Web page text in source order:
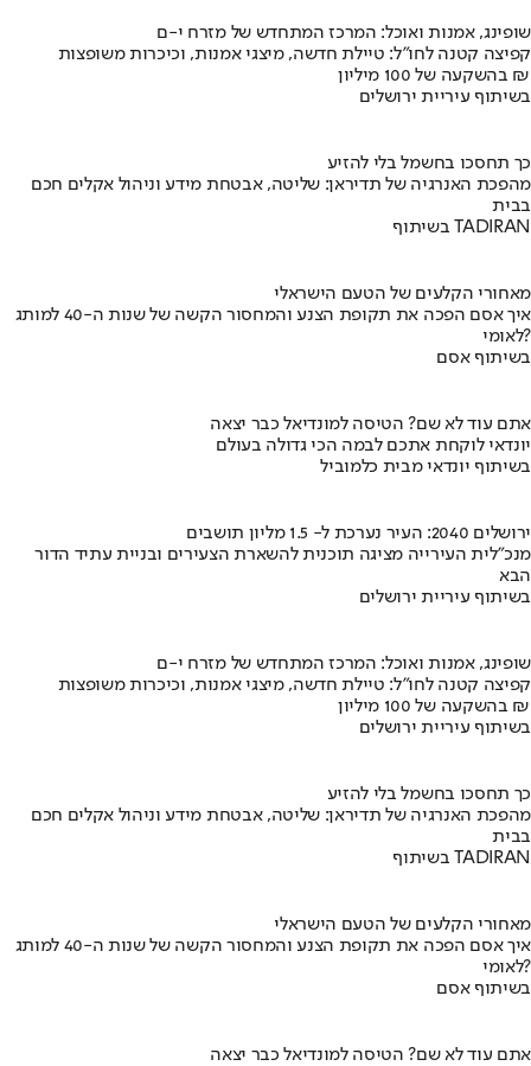
שופינג, אמנות ואוכל: המרכז המתחדש של מזרח י-ם
קפיצה קטנה לחו"ל: טיילת חדשה, מיצגי אמנות, וכיכרות משופצות
בהשקעה של 100 מיליון ₪
בשיתוף עיריית ירושלים
כך תחסכו בחשמל בלי להזיע
מהפכת האנרגיה של תדיראן: שליטה, אבטחת מידע וניהול אקלים חכם
בבית
בשיתוף TADIRAN
מאחורי הקלעים של הטעם הישראלי
איך אסם הפכה את תקופת הצנע והמחסור הקשה של שנות ה-40 למותג
לאומי?
בשיתוף אסם
אתם עוד לא שם? הטיסה למונדיאל כבר יצאה
יונדאי לוקחת אתכם לבמה הכי גדולה בעולם
בשיתוף יונדאי מבית כלמוביל
ירושלים 2040: העיר נערכת ל- 1.5 מליון תושבים
מנכ"לית העירייה מציגה תוכנית להשארת הצעירים ובניית עתיד הדור
הבא
בשיתוף עיריית ירושלים
שופינג, אמנות ואוכל: המרכז המתחדש של מזרח י-ם
קפיצה קטנה לחו"ל: טיילת חדשה, מיצגי אמנות, וכיכרות משופצות
בהשקעה של 100 מיליון ₪
בשיתוף עיריית ירושלים
כך תחסכו בחשמל בלי להזיע
מהפכת האנרגיה של תדיראן: שליטה, אבטחת מידע וניהול אקלים חכם
בבית
בשיתוף TADIRAN
מאחורי הקלעים של הטעם הישראלי
איך אסם הפכה את תקופת הצנע והמחסור הקשה של שנות ה-40 למותג
לאומי?
בשיתוף אסם
אתם עוד לא שם? הטיסה למונדיאל כבר יצאה